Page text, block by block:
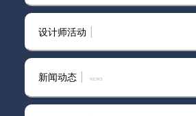
卡百利艺术涂
设计师活动
新闻动态 news